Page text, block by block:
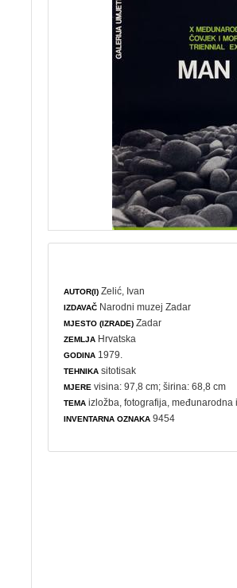
AUTOR(I) Zelić, Ivan
IZDAVAČ Narodni muzej Zadar
MJESTO (IZRADE) Zadar
ZEMLJA Hrvatska
GODINA 1979.
TEHNIKA sitotisak
MJERE visina: 97,8 cm; širina: 68,8 cm
TEMA izložba ,fotografija ,međunarodna
INVENTARNA OZNAKA 9454